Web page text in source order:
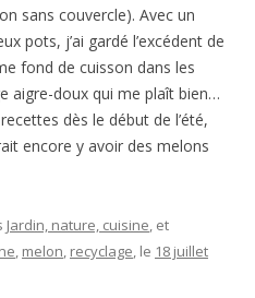
sans couvercle). Avec un
pots, j’ai gardé l’excédent de
fond de cuisson dans les
aigre-doux qui me plaît bien…
dès le début de l’été,
encore y avoir des melons
Jardin, nature, cuisine, et
, melon, recyclage, le 18 juillet